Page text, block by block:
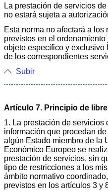
La prestación de servicios
no estará sujeta a
Esta norma no afectará a
previstos en el
objeto específico y exclusivo
de los correspondientes
Subir
Artículo 7. Principio de
1. La prestación de servicios
información que procedan
algún Estado miembro de la
Económico Europeo se
prestación de servicios, sin
tipo de restricciones a los
ámbito normativo
previstos en los artículos 3 y